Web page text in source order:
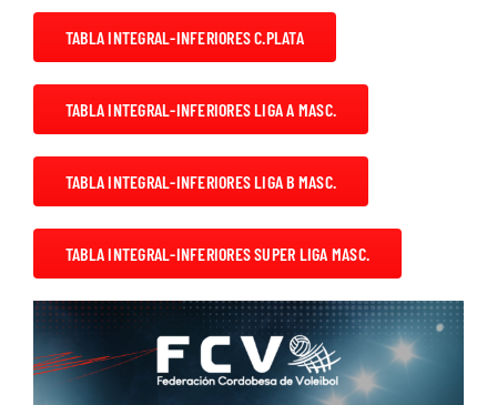
Descargas
Aranceles 2026
Capacitación
Contacto
TABLA INTEGRAL-INFERIORES C.PLATA
TABLA INTEGRAL-INFERIORES LIGA A MASC.
TABLA INTEGRAL-INFERIORES LIGA B MASC.
TABLA INTEGRAL-INFERIORES SUPER LIGA MASC.